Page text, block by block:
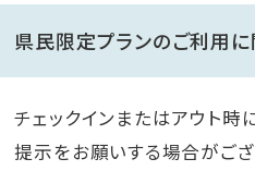
県民限定プランのご利用
チェックインまたはアウト
提示をお願いする場合がござ